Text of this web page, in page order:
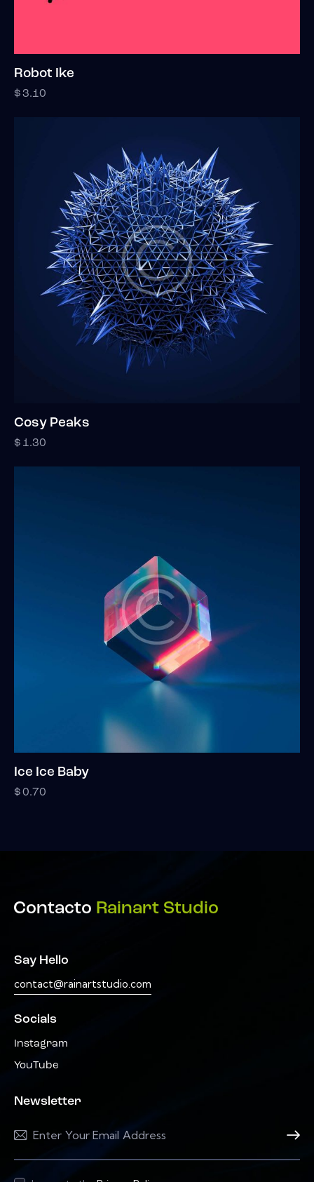
Robot Ike
$3.10
Cosy Peaks
$ 1.30
Ice Ice Baby
$0.70
Contacto Rainart Studio
Say Hello
contact@rainartstudio.com
Socials
Instagram
YouTube
Newsletter